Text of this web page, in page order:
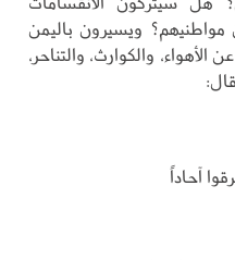
مواطنيهم؟ ويسيرون باليمن
والكوارث، والتناحر،
آحاداً